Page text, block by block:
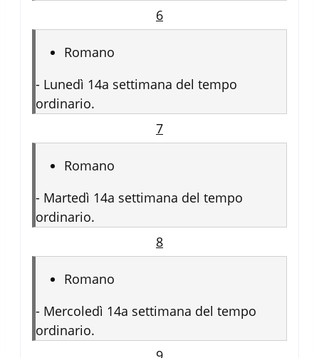
6
Romano
- Lunedì 14a settimana del tempo
ordinario.
7
Romano
- Martedì 14a settimana del tempo
ordinario.
8
Romano
- Mercoledì 14a settimana del tempo
ordinario.